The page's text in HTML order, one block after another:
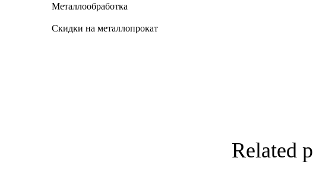
Related
Металлообработка
Скидки на металлопрокат